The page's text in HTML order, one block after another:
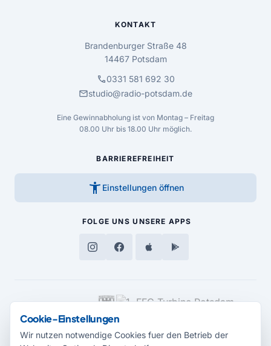
KONTAKT
Brandenburger Straße 48
14467 Potsdam
call0331 581 692 30
mailstudio@radio-potsdam.de
Eine Gewinnabholung ist von Montag – Freitag
08.00 Uhr bis 18.00 Uhr möglich.
BARRIEREFREIHEIT
accessibility_new Einstellungen öffnen
FOLGE UNS UNSERE APPS
MEDIENPARTNER
Cookie-Einstellungen
Wir nutzen notwendige Cookies fuer den Betrieb der